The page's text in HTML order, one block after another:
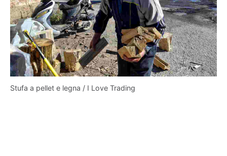
Stufa a pellet e legna / I Love Trading